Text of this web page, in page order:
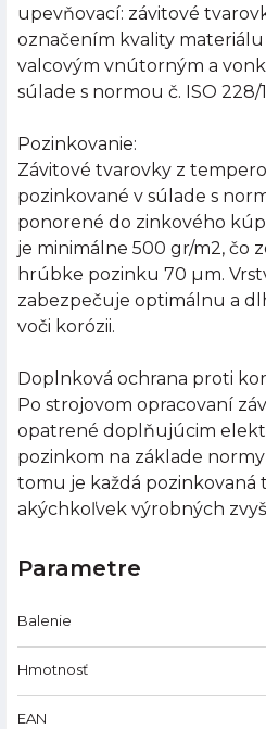
upevňovací: závitové
označením kvality materiálu
valcovým vnútorným a
súlade s normou č. ISO 228/
Pozinkovanie:
Závitové tvarovky z
pozinkované v súlade s
ponorené do zinkového
je minimálne 500 gr/m2, čo
hrúbke pozinku 70 µm.
zabezpečuje optimálnu a
voči korózii.
Doplnková ochrana proti
Po strojovom opracovaní
opatrené doplňujúcim
pozinkom na základe normy
tomu je každá pozinkovaná
akýchkoľvek výrobných
Parametre
Balenie
Hmotnosť
EAN